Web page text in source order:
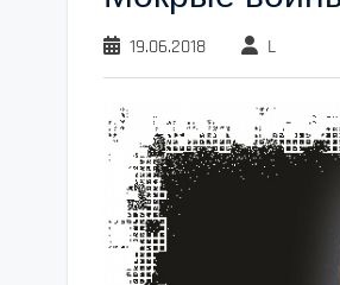
19.06.2018 L